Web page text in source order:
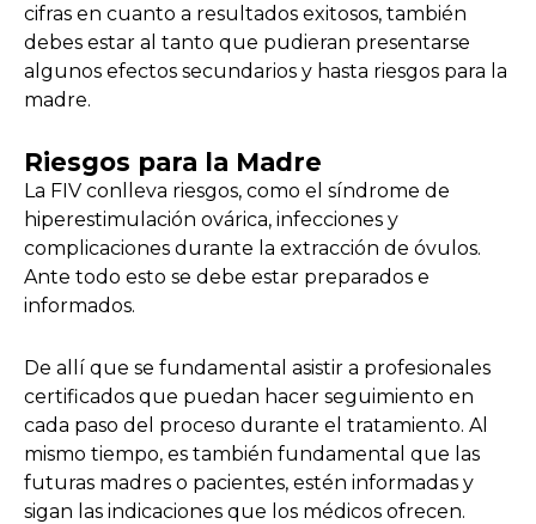
cifras en cuanto a resultados exitosos, también
debes estar al tanto que pudieran presentarse
algunos efectos secundarios y hasta riesgos para la
madre.
Riesgos para la Madre
La FIV conlleva riesgos, como el síndrome de
hiperestimulación ovárica, infecciones y
complicaciones durante la extracción de óvulos.
Ante todo esto se debe estar preparados e
informados.
De allí que se fundamental asistir a profesionales
certificados que puedan hacer seguimiento en
cada paso del proceso durante el tratamiento. Al
mismo tiempo, es también fundamental que las
futuras madres o pacientes, estén informadas y
sigan las indicaciones que los médicos ofrecen.